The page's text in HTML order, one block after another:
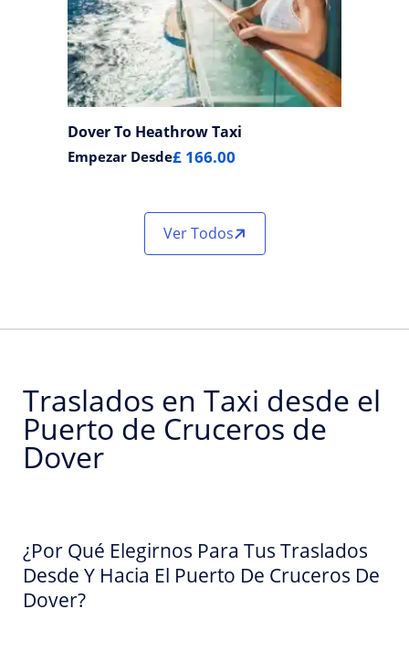
Dover To Heathrow Taxi
Empezar Desde£ 166.00
Ver Todos
Traslados en Taxi desde el
Puerto de Cruceros de
Dover
¿Por Qué Elegirnos Para Tus Traslados
Desde Y Hacia El Puerto De Cruceros De
Dover?